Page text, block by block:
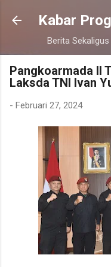
Kabar
Berita
Pangkoarmada II
Laksda TNI Ivan
- Februari 27, 2024